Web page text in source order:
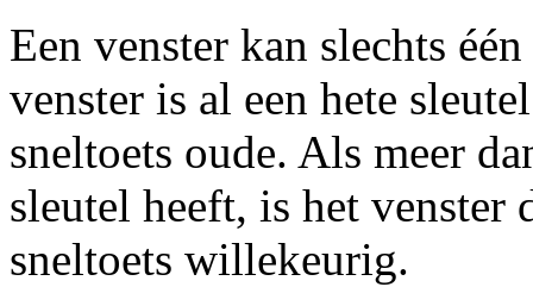
Een venster kan slechts
venster is al een hete
sneltoets oude. Als meer
sleutel heeft, is het venster
sneltoets willekeurig.